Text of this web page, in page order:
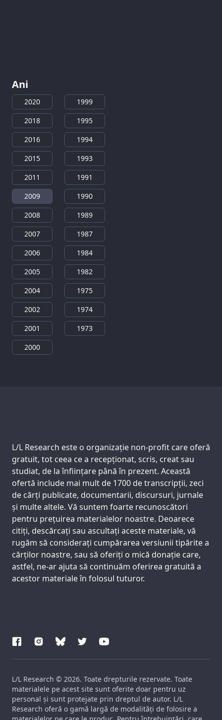
Ani
2020
2018
2016
2015
2011
2009
2008
2007
2006
2005
2004
2002
2001
2000
1999
1995
1994
1993
1991
1990
1989
1987
1984
1982
1975
1974
1973
Support us:
L/L Research este o organizație non-profit care oferă
gratuit, tot ceea ce a recepționat, scris, creat sau
studiat, de la înființare până în prezent. Această
ofertă include mai mult de 1700 de transcripții, zeci
de cărți publicate, documentarii, discursuri, jurnale
și multe altele. Vă suntem foarte recunoscători
pentru prețuirea materialelor noastre. Deoarece
citiți, descărcați sau ascultați aceste materiale, vă
rugăm să considerați cumpărarea versiunii tipărite a
cărților noastre, sau să oferiți o mică donație care,
astfel, ne-ar ajuta să continuăm oferirea gratuită a
acestor materiale în folosul tuturor.
L/L Research © 2026. Toate drepturile rezervate. Toate
materialele pe acest site sunt oferite doar pentru uz
personal și sunt protejate prin dreptul de autor. L/L
Research oferă o gamă largă de modalități de folosire a